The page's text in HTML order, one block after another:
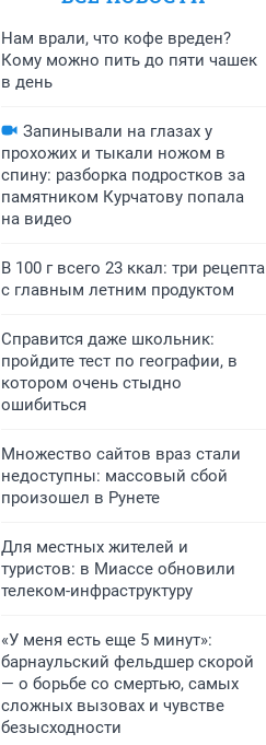
Нам врали, что кофе вреден?
Кому можно пить до пяти чашек
в день
Запинывали на глазах у
прохожих и тыкали ножом в
спину: разборка подростков за
памятником Курчатову попала
на видео
В 100 г всего 23 ккал: три рецепта
с главным летним продуктом
Справится даже школьник:
пройдите тест по географии, в
котором очень стыдно
ошибиться
Множество сайтов враз стали
недоступны: массовый сбой
произошел в Рунете
Для местных жителей и
туристов: в Миассе обновили
телеком-инфраструктуру
«У меня есть еще 5 минут»:
барнаульский фельдшер скорой
— о борьбе со смертью, самых
сложных вызовах и чувстве
безысходности